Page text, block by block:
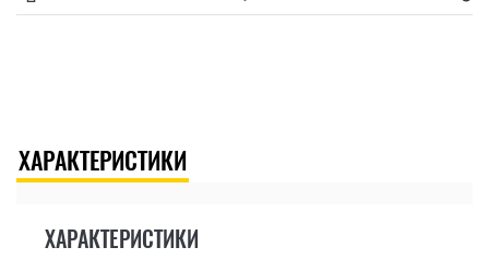
ХАРАКТЕРИСТИКИ
ХАРАКТЕРИСТИКИ